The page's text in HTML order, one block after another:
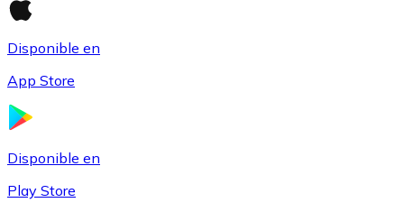
Disponible en
App Store
Disponible en
Play Store